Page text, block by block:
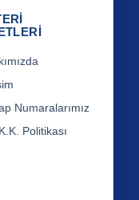
Numaralarımız
Politikası